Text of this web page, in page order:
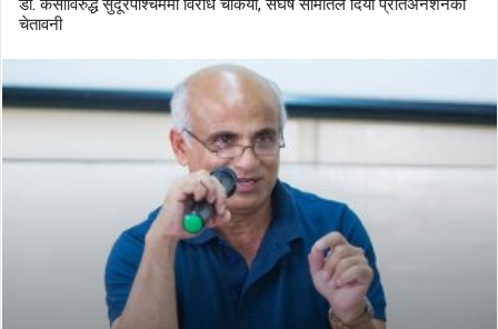
चेतावनी